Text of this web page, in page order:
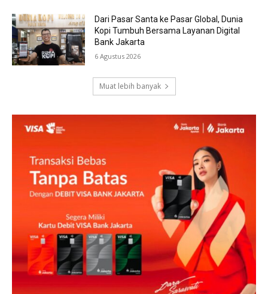
Dari Pasar Santa ke Pasar Global, Dunia
Kopi Tumbuh Bersama Layanan Digital
Bank Jakarta
6 Agustus 2026
Muat lebih banyak